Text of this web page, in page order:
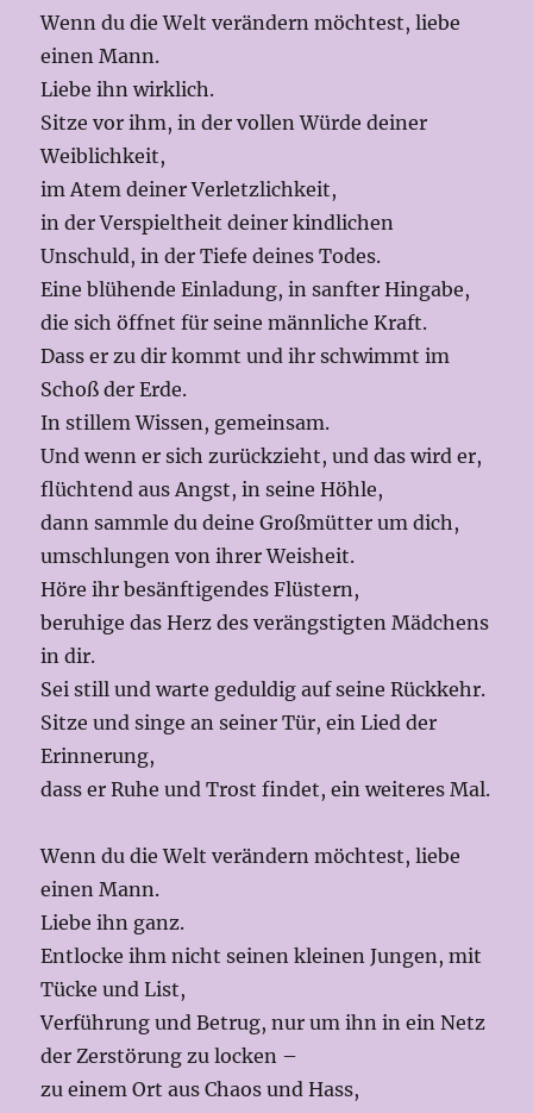
Wenn du die Welt verändern möchtest, liebe
einen Mann.
Liebe ihn wirklich.
Sitze vor ihm, in der vollen Würde deiner
Weiblichkeit,
im Atem deiner Verletzlichkeit,
in der Verspieltheit deiner kindlichen
Unschuld, in der Tiefe deines Todes.
Eine blühende Einladung, in sanfter Hingabe,
die sich öffnet für seine männliche Kraft.
Dass er zu dir kommt und ihr schwimmt im
Schoß der Erde.
In stillem Wissen, gemeinsam.
Und wenn er sich zurückzieht, und das wird er,
flüchtend aus Angst, in seine Höhle,
dann sammle du deine Großmütter um dich,
umschlungen von ihrer Weisheit.
Höre ihr besänftigendes Flüstern,
beruhige das Herz des verängstigten Mädchens
in dir.
Sei still und warte geduldig auf seine Rückkehr.
Sitze und singe an seiner Tür, ein Lied der
Erinnerung,
dass er Ruhe und Trost findet, ein weiteres Mal.
Wenn du die Welt verändern möchtest, liebe
einen Mann.
Liebe ihn ganz.
Entlocke ihm nicht seinen kleinen Jungen, mit
Tücke und List,
Verführung und Betrug, nur um ihn in ein Netz
der Zerstörung zu locken –
zu einem Ort aus Chaos und Hass,